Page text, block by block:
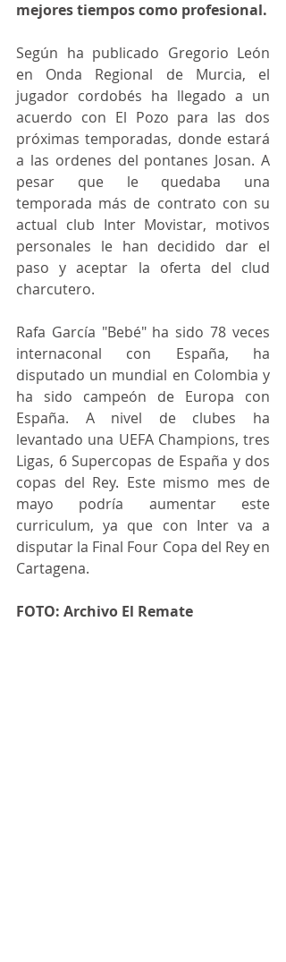
Según ha publicado Gregorio León
en Onda Regional de Murcia, el
jugador cordobés ha llegado a un
acuerdo con El Pozo para las dos
próximas temporadas, donde estará
a las ordenes del pontanes Josan. A
pesar que le quedaba una
temporada más de contrato con su
actual club Inter Movistar, motivos
personales le han decidido dar el
paso y aceptar la oferta del clud
charcutero.
Rafa García "Bebé" ha sido 78 veces
internaconal con España, ha
disputado un mundial en Colombia y
ha sido campeón de Europa con
España. A nivel de clubes ha
levantado una UEFA Champions, tres
Ligas, 6 Supercopas de España y dos
copas del Rey. Este mismo mes de
mayo podría aumentar este
curriculum, ya que con Inter va a
disputar la Final Four Copa del Rey en
Cartagena.
FOTO: Archivo El Remate